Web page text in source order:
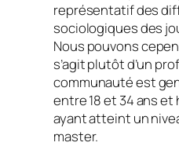
représentatif des
sociologiques des
Nous pouvons
s’agit plutôt d’un
communauté est
entre 18 et 34 ans
ayant atteint un
master.